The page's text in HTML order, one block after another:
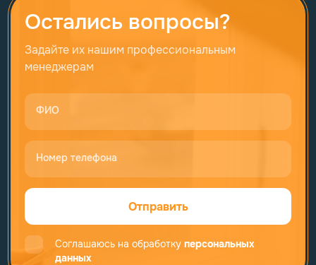
Остались вопросы?
Задайте их нашим профессиональным
менеджерам
ФИО
Номер телефона
Отправить
Соглашаюсь на обработку персональных
данных